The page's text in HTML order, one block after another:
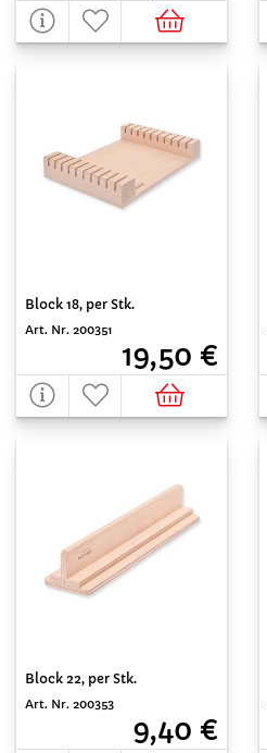
Block 18, per Stk.
Art. Nr. 200351
19,50 €
Block 22, per Stk.
Art. Nr. 200353
9,40 €